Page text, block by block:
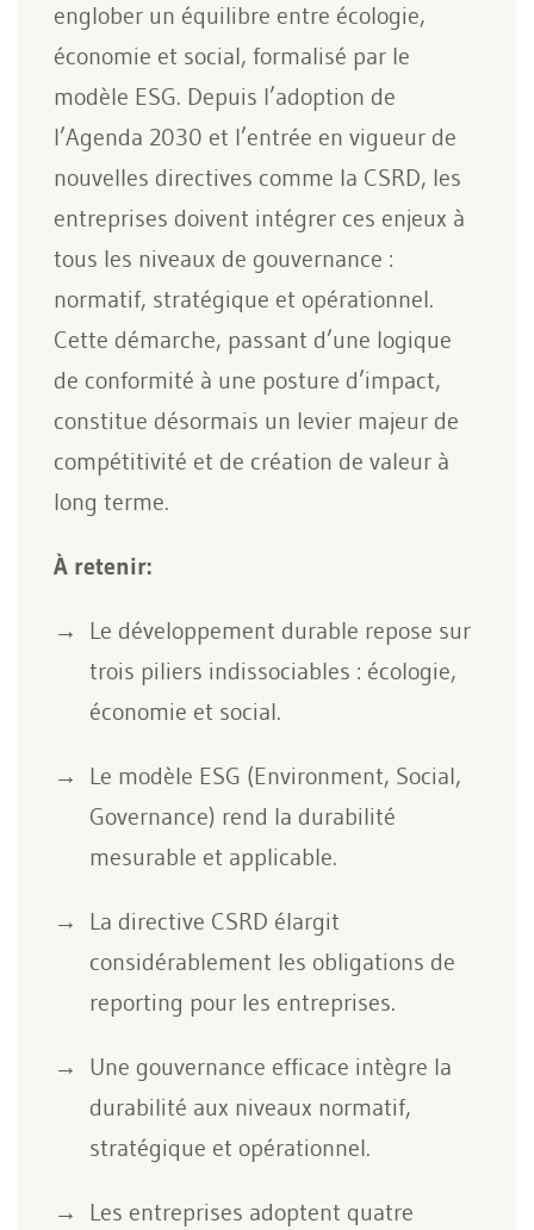
englober un équilibre entre écologie,
économie et social, formalisé par le
modèle ESG. Depuis l’adoption de
l’Agenda 2030 et l’entrée en vigueur de
nouvelles directives comme la CSRD, les
entreprises doivent intégrer ces enjeux à
tous les niveaux de gouvernance :
normatif, stratégique et opérationnel.
Cette démarche, passant d’une logique
de conformité à une posture d’impact,
constitue désormais un levier majeur de
compétitivité et de création de valeur à
long terme.
À retenir:
Le développement durable repose sur
trois piliers indissociables : écologie,
économie et social.
Le modèle ESG (Environment, Social,
Governance) rend la durabilité
mesurable et applicable.
La directive CSRD élargit
considérablement les obligations de
reporting pour les entreprises.
Une gouvernance efficace intègre la
durabilité aux niveaux normatif,
stratégique et opérationnel.
Les entreprises adoptent quatre